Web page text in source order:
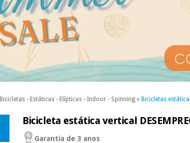
Bicicletas - Estáticas - Elípticas - Indoor - Spinning » Bicicletas
Bicicleta estática vertical
Garantia de 3 anos